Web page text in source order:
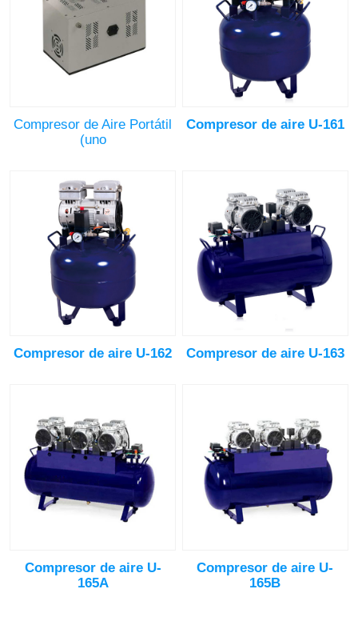
Compresor de Aire Portátil
(uno
Compresor de aire U-161
Compresor de aire U-162 Compresor de aire U-163
Compresor de aire U-
165A
Compresor de aire U-
165B